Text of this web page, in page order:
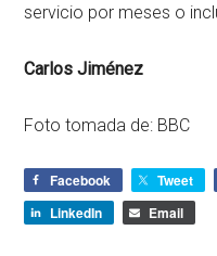
servicio por meses o
Carlos Jiménez
Foto tomada de: BBC
Facebook Tweet
LinkedIn
Email